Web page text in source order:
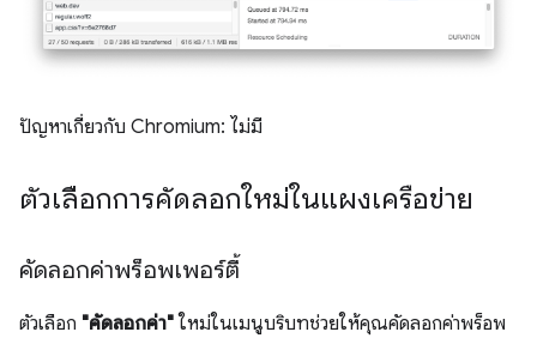
ปัญหาเกี่ยวกับ Chromium: ไม่มี
ตัวเลือกการคัดลอกใหม่ในแผงเครือข่าย
คัดลอกค่าพร็อพเพอร์ตี้
ตัวเลือก "คัดลอกค่า" ใหม่ในเมนูบริบทช่วยให้คุณคัดลอกค่าพร็อพ